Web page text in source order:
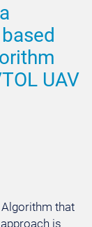
UAV
that
is